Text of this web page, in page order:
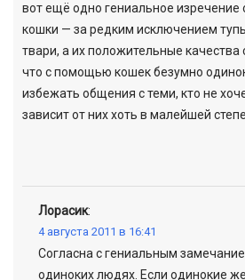
вот ещё одно гениальное изречение
кошки — за редким исключением
твари, а их положительные качества
что с помощью кошек безумно
избежать общения с теми, кто не
зависит от них хоть в малейшей
Лорасик:
4 августа 2011 в 16:41
Согласна с гениальным
одиноких людях. Если одинокие